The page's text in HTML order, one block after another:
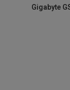
Gigabyte